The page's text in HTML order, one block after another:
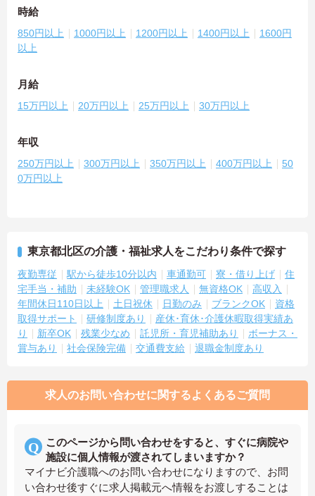
時給
850円以上 1000円以上 1200円以上 1400円以上
1600円
以上
月給
15万円以上 20万円以上 25万円以上 30万円以上
年収
250万円以上 300万円以上 350万円以上 400万円以上
50
0万円以上
東京都北区の介護・福祉求人をこだわり条件で探す
夜勤専従 駅から徒歩10分以内 車通勤可 寮・借り上げ
住
宅手当・補助
未経験OK 管理職求人 無資格OK
高収入
年間休日110日以上
土日祝休 日勤のみ ブランクOK
資格
取得サポート
研修制度あり
産休･育休･介護休暇取得実績あ
り
新卒OK 残業少なめ 託児所・育児補助あり
ボーナス・
賞与あり
社会保険完備 交通費支給 退職金制度あり
求人のお問い合わせに関するよくあるご質問
このページから問い合わせをすると、すぐに病院や
施設に個人情報が渡されてしまいますか？
マイナビ介護職へのお問い合わせになりますので、お問
い合わせ後すぐに求人掲載元へ情報をお渡しすることは